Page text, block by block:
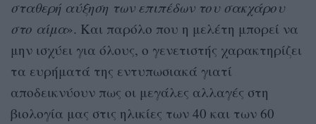
σταθερή αύξηση των επιπέδων του σακχάρου
στο αίμα». Και παρόλο που η μελέτη μπορεί να
μην ισχύει για όλους, ο γενετιστής χαρακτηρίζει
τα ευρήματά της εντυπωσιακά γιατί
αποδεικνύουν πως οι μεγάλες αλλαγές στη
βιολογία μας στις ηλικίες των 40 και των 60